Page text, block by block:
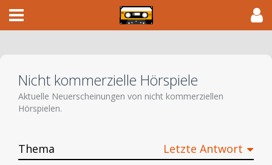
Nicht kommerzielle Hörspiele
Aktuelle Neuerscheinungen von nicht kommerziellen
Hörspielen.
Thema Letzte Antwort